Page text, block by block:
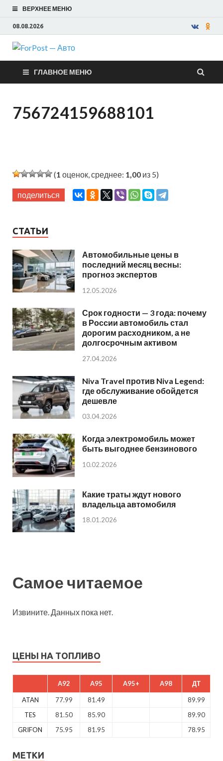
ВЕРХНЕЕ МЕНЮ
08.08.2026
ForPost —
Авто
ГЛАВНОЕ МЕНЮ
756724159688101
(1 оценок, среднее: 1,00 из 5)
поделиться
СТАТЬИ
Автомобильные цены в
последний месяц весны:
прогноз экспертов
12.05.2026
Срок годности — 3 года: почему
в России автомобиль стал
дорогим расходником, а не
долгосрочным активом
27.04.2026
Niva Travel против Niva Legend:
где обслуживание обойдется
дешевле
03.04.2026
Когда электромобиль может
быть выгоднее бензинового
10.02.2026
Какие траты ждут нового
владельца автомобиля
18.01.2026
Самое читаемое
Извините. Данных пока нет.
ЦЕНЫ НА ТОПЛИВО
A92 A95 A95+ A98 ДТ
ATAN 77.99 81.49
89.99
TES
81.50 85.90
89.90
GRIFON
75.95 81.95 78.95
МЕТКИ